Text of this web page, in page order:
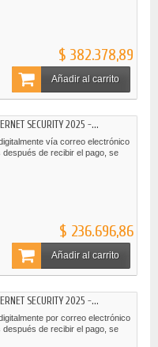
$ 382.378,89
Añadir al carrito
SECURITY 2025 -...
vía correo electrónico
después de recibir el pago, se
$ 236.696,86
Añadir al carrito
SECURITY 2025 -...
por correo electrónico
después de recibir el pago, se